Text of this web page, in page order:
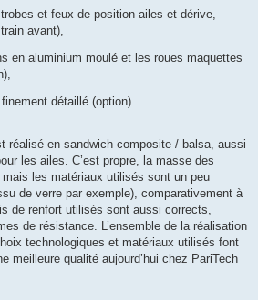
et feux de position ailes et dérive,
avant),
en aluminium moulé et les roues maquettes
détaillé (option).
réalisé en sandwich composite / balsa, aussi
les ailes. C’est propre, la masse des
les matériaux utilisés sont un peu
de verre par exemple), comparativement à
de renfort utilisés sont aussi corrects,
de résistance. L’ensemble de la réalisation
technologiques et matériaux utilisés font
meilleure qualité aujourd’hui chez PariTech